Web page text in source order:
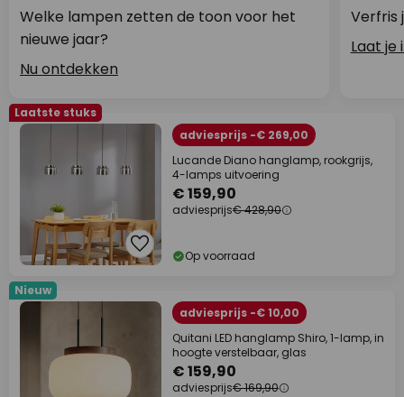
Welke lampen zetten de toon voor het
nieuwe jaar?
Nu ontdekken
Verfris
Laat je
Laatste stuks
adviesprijs -€ 269,00
Lucande Diano hanglamp, rookgrijs,
4-lamps uitvoering
€ 159,90
adviesprijs€ 428,90
Op voorraad
Nieuw
adviesprijs -€ 10,00
Quitani LED hanglamp Shiro, 1-lamp, in
hoogte verstelbaar, glas
€ 159,90
adviesprijs€ 169,90